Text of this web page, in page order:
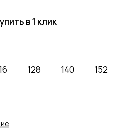
в 1 клик
128 140 152